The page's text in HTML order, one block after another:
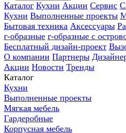
Каталог Кухни Акции Сервис
Кухни Выполненные проекты
Бытовая техника Аксессуары
г-образные г-образные с
Бесплатный дизайн-проект
О компании Партнеры
Акции Новости Тренды
Каталог
Кухни
Выполненные проекты
Мягкая мебель
Гардеробные
Корпусная мебель